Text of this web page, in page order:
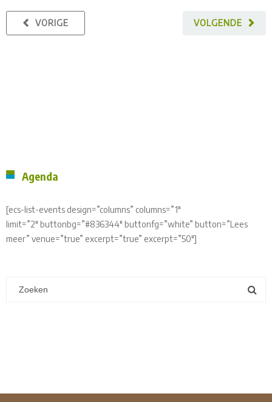
VOLGENDE
VORIGE
Agenda
[ecs-list-events design=”columns” columns=”1″
limit=”2″ buttonbg=”#836344″ buttonfg=”white” button=”Lees
meer” venue=”true” excerpt=”true” excerpt=”50″]